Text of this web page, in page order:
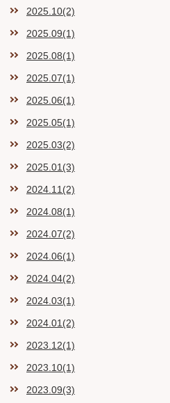
2025.10(2)
2025.09(1)
2025.08(1)
2025.07(1)
2025.06(1)
2025.05(1)
2025.03(2)
2025.01(3)
2024.11(2)
2024.08(1)
2024.07(2)
2024.06(1)
2024.04(2)
2024.03(1)
2024.01(2)
2023.12(1)
2023.10(1)
2023.09(3)